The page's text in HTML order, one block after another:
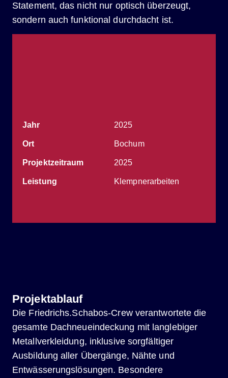
Statement, das nicht nur optisch überzeugt,
sondern auch funktional durchdacht ist.
Jahr 2025
Ort Bochum
Projekt­zeitraum 2025
Leistung Klempnerarbeiten
Projektablauf
Die Friedrichs.Schabos-Crew verantwortete die
gesamte Dachneueindeckung mit langlebiger
Metallverkleidung, inklusive sorgfältiger
Ausbildung aller Übergänge, Nähte und
Entwässerungslösungen. Besondere